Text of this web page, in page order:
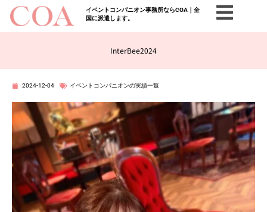
イベントコンパニオン事務所ならCOA｜全
国に派遣します。
InterBee2024
2024-12-04 イベントコンパニオンの実績一覧